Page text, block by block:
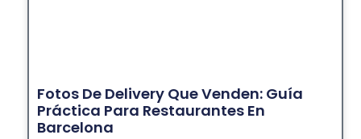
Fotos De Delivery Que Venden: Guía
Práctica Para Restaurantes En
Barcelona